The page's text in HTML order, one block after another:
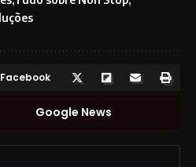
Facebook
Google News